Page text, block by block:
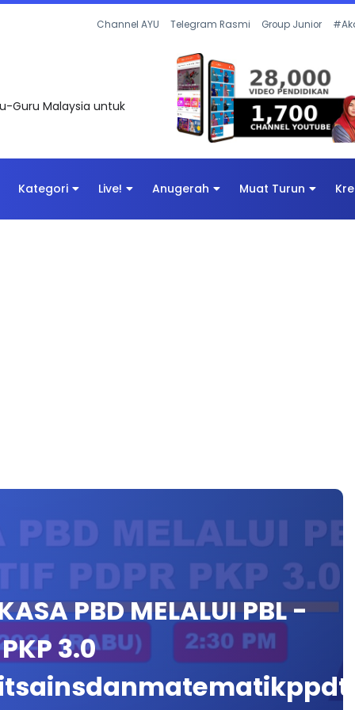
Channel AYU Telegram Rasmi Group Junior
Guru Malaysia untuk
Kategori Live! Anugerah Muat Turun
PBD MELALUI PBL -
3.0